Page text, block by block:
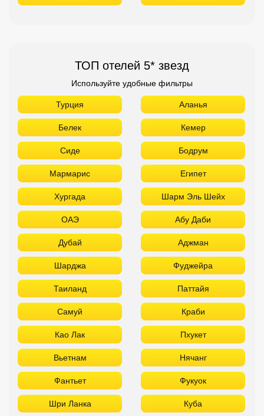
ТОП отелей 5* звезд
Используйте удобные фильтры
Турция Аланья
Белек Кемер
Сиде Бодрум
Мармарис Египет
Хургада Шарм Эль Шейх
ОАЭ Абу Даби
Дубай Аджман
Шарджа Фуджейра
Таиланд Паттайя
Самуй Краби
Као Лак Пхукет
Вьетнам Нячанг
Фантьет Фукуок
Шри Ланка Куба